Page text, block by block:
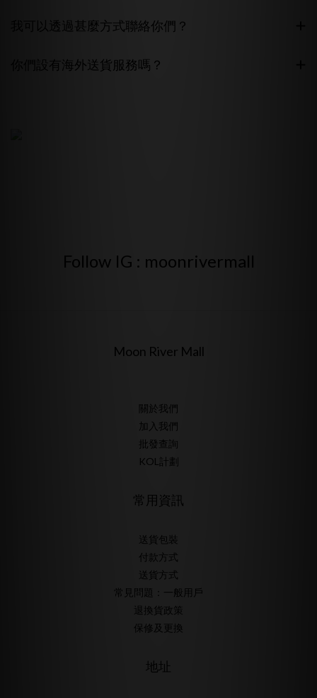
我可以透過甚麼方式聯絡你們？
你們設有海外送貨服務嗎？
Follow IG : moonrivermall
Moon River Mall
關於我們
加入我們
批發查詢
KOL計劃
常用資訊
送貨包裝
付款方式
送貨方式
常見問題：一般用戶
退換貨政策
保修及更換
地址